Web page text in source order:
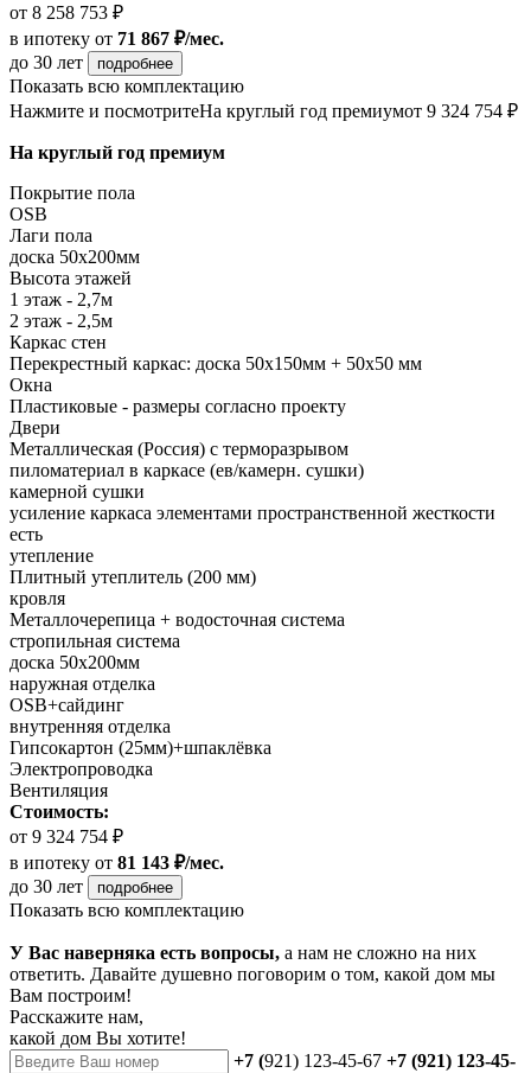
от 8 258 753 ₽
в ипотеку от 71 867 ₽/мес.
до 30 лет
подробнее
Показать всю комплектацию
Нажмите и посмотритеНа круглый год премиумот 9 324 754 ₽
На круглый год премиум
Покрытие пола
OSB
Лаги пола
доска 50х200мм
Высота этажей
1 этаж - 2,7м
2 этаж - 2,5м
Каркас стен
Перекрестный каркас: доска 50х150мм + 50х50 мм
Окна
Пластиковые - размеры согласно проекту
Двери
Металлическая (Россия) с терморазрывом
пиломатериал в каркасе (ев/камерн. сушки)
камерной сушки
усиление каркаса элементами пространственной жесткости
есть
утепление
Плитный утеплитель (200 мм)
кровля
Металлочерепица + водосточная система
стропильная система
доска 50х200мм
наружная отделка
OSB+сайдинг
внутренняя отделка
Гипсокартон (25мм)+шпаклёвка
Электропроводка
Вентиляция
Стоимость:
от 9 324 754 ₽
в ипотеку от 81 143 ₽/мес.
до 30 лет
подробнее
Показать всю комплектацию
У Вас наверняка есть вопросы, а нам не сложно на них
ответить. Давайте душевно поговорим о том, какой дом мы
Вам построим!
Расскажите нам,
какой дом Вы хотите!
+7 (921) 123-45-67 +7 (921) 123-45-